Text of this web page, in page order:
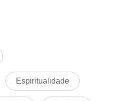
Espiritualidade